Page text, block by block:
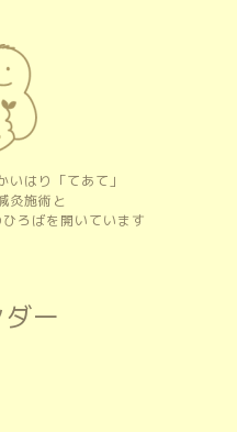
はり「てあて」
施術と
ろばを開いています
ー